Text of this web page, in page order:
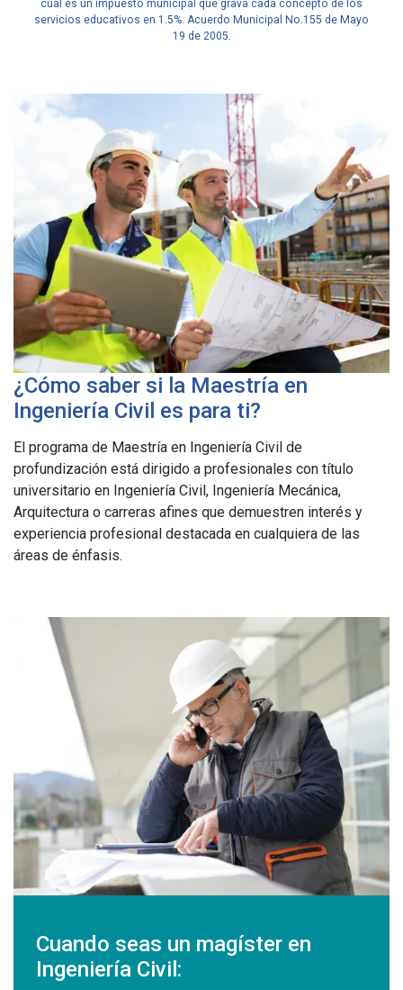
cual es un impuesto municipal que grava cada concepto de los
servicios educativos en 1.5%. Acuerdo Municipal No.155 de Mayo
19 de 2005.
¿Cómo saber si la Maestría en
Ingeniería Civil es para ti?
El programa de Maestría en Ingeniería Civil de
profundización está dirigido a profesionales con título
universitario en Ingeniería Civil, Ingeniería Mecánica,
Arquitectura o carreras afines que demuestren interés y
experiencia profesional destacada en cualquiera de las
áreas de énfasis.
Cuando seas un magíster en
Ingeniería Civil: